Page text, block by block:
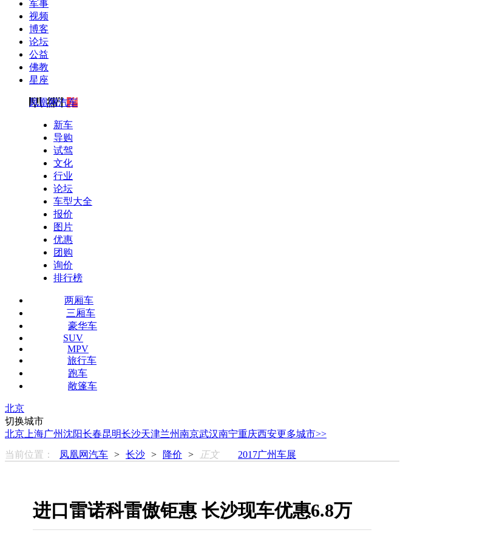
军事
视频
博客
论坛
公益
佛教
星座
凤凰网汽车
新车
导购
试驾
文化
行业
论坛
车型大全
报价
图片
优惠
团购
询价
排行榜
两厢车
三厢车
豪华车
SUV
MPV
旅行车
跑车
敞篷车
北京
切换城市
北京 上海广州沈阳长春昆明长沙天津兰州南京武汉南宁重庆西安更多城市>>
当前位置：
凤凰网汽车 > 长沙 > 降价 > 正文 2017广州车展
进口雷诺科雷傲钜惠 长沙现车优惠6.8万